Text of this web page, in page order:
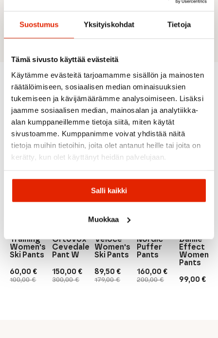
Suostumus Yksityiskohdat Tietoja
Tämä sivusto käyttää evästeitä
Käytämme evästeitä tarjoamamme sisällön ja mainosten
räätälöimiseen, sosiaalisen median ominaisuuksien
tukemiseen ja kävijämäärämme analysoimiseen. Lisäksi
jaamme sosiaalisen median, mainosalan ja analytiikka-
alan kumppaneillemme tietoja siitä, miten käytät
sivustoamme. Kumppanimme voivat yhdistää näitä
tietoja muihin tietoihin, joita olet antanut heille tai joita on
kerätty, kun olet käyttänyt heidän palvelujaan.
Salli kaikki
Muokkaa
3/4 zipper with clickdown
Regular fit
Recommended for you
Craft
SALE
100,00€
Original
price
60,00 €
Current
price
Training
Women's
Ski Pants
SALE
300,00€
Original
price
150,00 €
Current
price
Ortovox
Cevedale
Pant W
Halti
SALE
179,00€
Original
price
89,50 €
Current
price
Veloce
Women's
Ski Pants
SALE
200,00€
Original
price
160,00 €
Current
price
Nordic
Puffer
Pants
99,00 €
Dahlie
Effect
Women's
Pants